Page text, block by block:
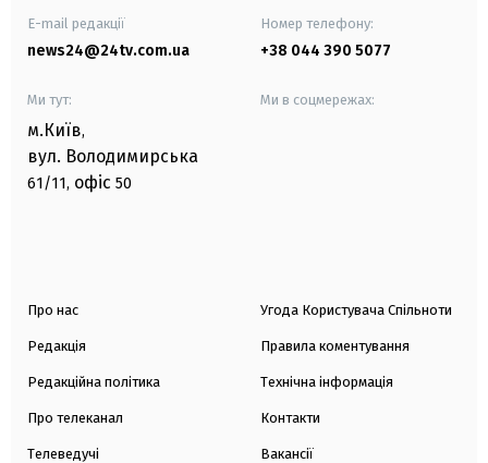
E-mail редакції
news24@24tv.com.ua
Номер телефону:
+38 044 390 5077
Ми тут:
м.Київ,
вул. Володимирська
61/11, офіс 50
Ми в соцмережах:
Про нас
Редакція
Редакційна політика
Про телеканал
Телеведучі
Угода Користувача Спільноти
Правила коментування
Технічна інформація
Контакти
Вакансії